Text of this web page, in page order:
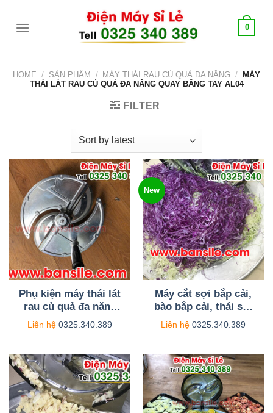
0
HOME / SẢN PHẨM / MÁY THÁI RAU CỦ QUẢ ĐA NĂNG /
MÁY
THÁI LÁT RAU CỦ QUẢ ĐA NĂNG QUAY BẰNG TAY AL04
FILTER
Phụ kiện máy thái lát
rau củ quả đa năng
quay bằng tay AL04
Liên hệ 0325.340.389
New
Máy cắt sợi bắp cải,
bào bắp cải, thái sợi
bắp cải, thái salad bắp
cải quay tay
Liên hệ 0325.340.389